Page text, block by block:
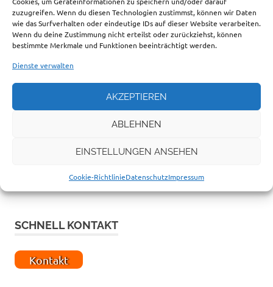
zuzugreifen. Wenn du diesen Technologien zustimmst, können wir Daten
wie das Surfverhalten oder eindeutige IDs auf dieser Website verarbeiten.
Wenn du deine Zustimmung nicht erteilst oder zurückziehst, können
bestimmte Merkmale und Funktionen beeinträchtigt werden.
Dienste verwalten
AKZEPTIEREN
ABLEHNEN
EINSTELLUNGEN ANSEHEN
Cookie-RichtlinieDatenschutzImpressum
… ZUR ZEIT SEHR BELIEBT.
SCHNELL KONTAKT
Kontakt